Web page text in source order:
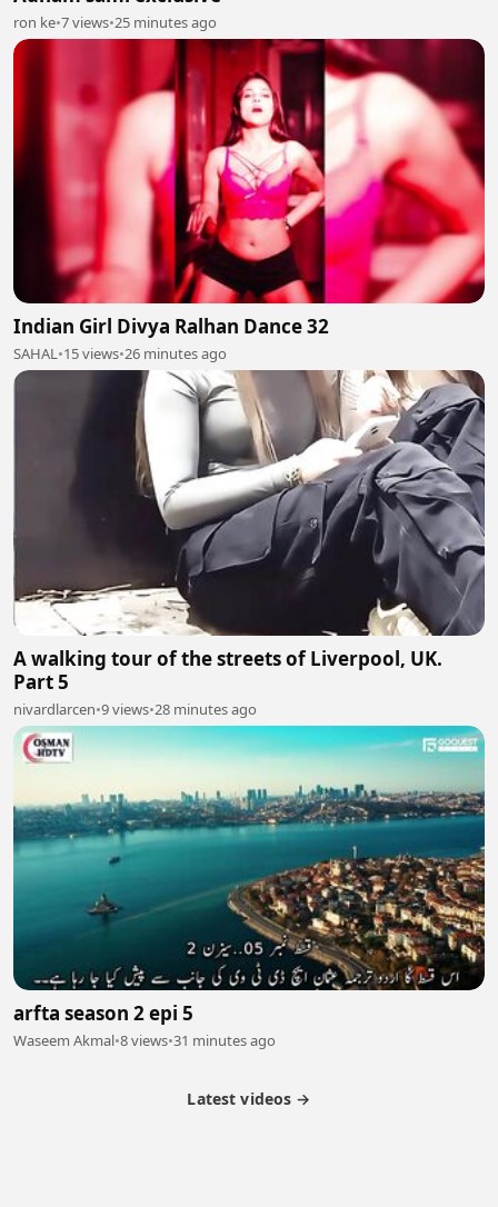
ron ke•7 views•25 minutes ago
Indian Girl Divya Ralhan Dance 32
SAHAL•15 views•26 minutes ago
A walking tour of the streets of Liverpool, UK.
Part 5
nivardlarcen•9 views•28 minutes ago
arfta season 2 epi 5
Waseem Akmal•8 views•31 minutes ago
Latest videos →